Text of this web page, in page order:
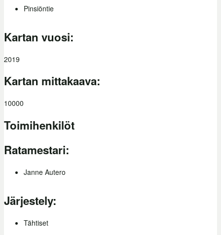
Pinsiöntie
Kartan vuosi:
2019
Kartan mittakaava:
10000
Toimihenkilöt
Ratamestari:
Janne Autero
Järjestely:
Tähtiset